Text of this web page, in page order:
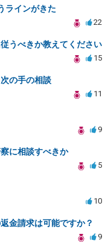
ラインがきた
22
うべきか教えてください
15
の手の相談
11
9
に相談すべきか
5
10
金請求は可能ですか？
9